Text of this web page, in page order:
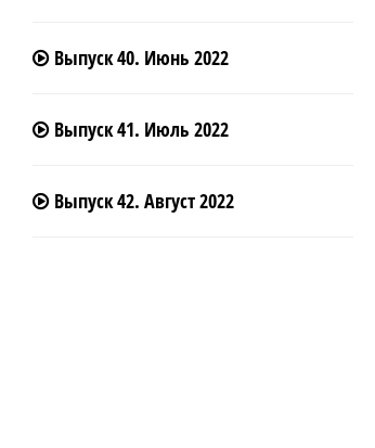
Выпуск 40. Июнь 2022
Выпуск 41. Июль 2022
Выпуск 42. Август 2022